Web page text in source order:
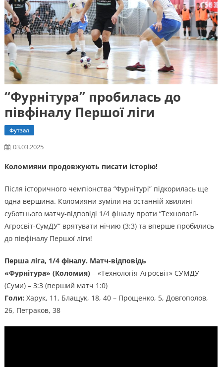
“Фурнітура” пробилась до
півфіналу Першої ліги
Футзал
03.03.2025
Коломияни продовжують писати історію!
Після історичного чемпіонства “Фурнітурі” підкорилась ще
одна вершина. Коломияни зуміли на останній хвилині
суботнього матчу-відповіді 1/4 фіналу проти “Технології-
Агросвіт-СумДУ” врятувати нічию (3:3) та вперше пробились
до півфіналу Першої ліги!
Перша ліга, 1/4 фіналу. Матч-відповідь
«Фурнітура» (Коломия)– «Технологія-Агросвіт» СУМДУ
(Суми) – 3:3 (перший матч 1:0)
Голи: Харук, 11, Блащук, 18, 40 – Прощенко, 5, Довгополов,
26, Петраков, 38